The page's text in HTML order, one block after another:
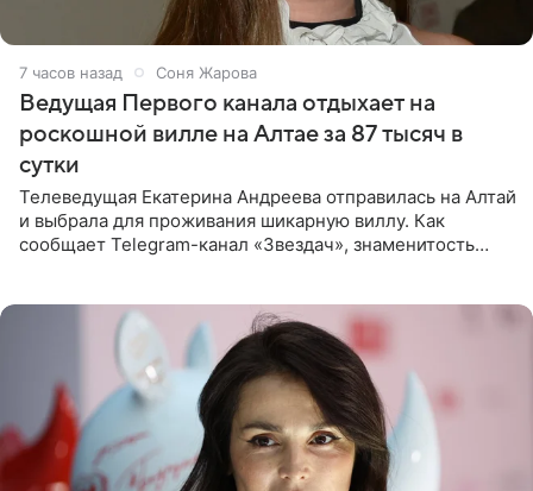
7 часов назад Соня Жарова
Ведущая Первого канала отдыхает на
роскошной вилле на Алтае за 87 тысяч в
сутки
Телеведущая Екатерина Андреева отправилась на Алтай
и выбрала для проживания шикарную виллу. Как
сообщает Telegram-канал «Звездач», знаменитость